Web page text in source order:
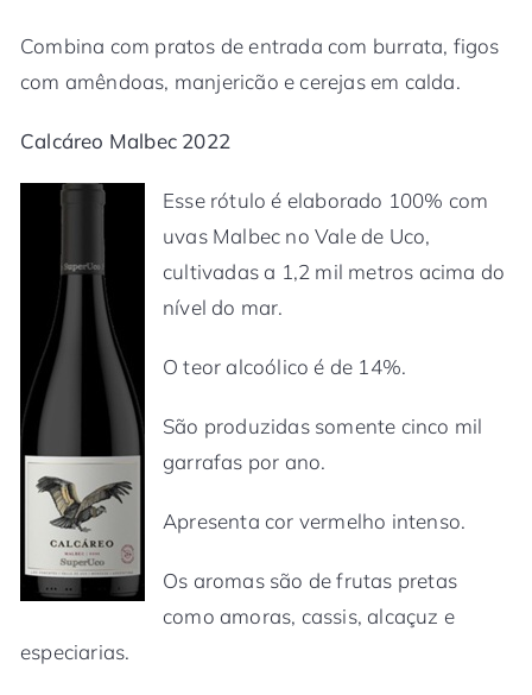
Combina com pratos de entrada com burrata, figos
com amêndoas, manjericão e cerejas em calda.
Calcáreo Malbec 2022
Esse rótulo é elaborado 100% com
uvas Malbec no Vale de Uco,
cultivadas a 1,2 mil metros acima do
nível do mar.
O teor alcoólico é de 14%.
São produzidas somente cinco mil
garrafas por ano.
Apresenta cor vermelho intenso.
Os aromas são de frutas pretas
como amoras, cassis, alcaçuz e
especiarias.